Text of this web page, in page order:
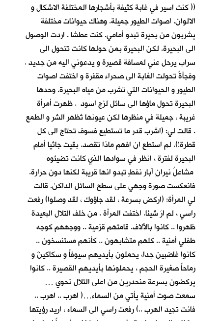
(( كنت اسير في غابة كثيفة بأشجارها المختلفة الاشكال و
الالوان. اصوات الطيور جميلة. وهناك حيوانات مختلفة
يشربون من بحيرة تبدو أمامي. كنت عطشا . اردت الوصول
الى البحيرة. لكن البحيرة بمن حولها كانت تتحول الى
سراب يرحل عني لمسافة قصيرة و يدعوني اليه من جديد .
وفجأةً تحولت الغابة الى صحراء مقفرة و اختفت اصوات
الطيور و الحيوانات التي تشرب من مياه البحيرة. وحدها
البحيرة تحول ماؤها الى سائل لزج اسود . ظهرت أمرأة
غريبة ، جميلة في منظرها لكن عيونها تُظهر الشر و الطمع
. قالت لي: (اشرب قدر ما تستطيع فسوف تحتاج الى كل
قطرة!). لم استطع ان افهم ماذا تقصد. بقيت جاثيا أمام
البحيرة لفترة ، انظر في سوادها الذي كانت تضيئوه
مشاعلُ نيرانِ آبار نفطٍ تبدو انها قريبة لكنها دون حرارة.
فانعكست صورة وجهي على سطح السائل الداكن. قالت
لي المرأة: (اركض بسرعة ، لقد جاؤوك ، لقد وصلوا) رفعت
راسي ، لم ارَ شيئا. اختفت المرأة . من خلف التلال البعيدة
ظهروا .. كانوا بالآلاف. قامتهم قزمية .. ووجههم كوجه
طفلي أمنية .. كلهم متشابهون .. كأنهم مستنسخون ..
كانوا غاضبين جدا، يحملون بأيديهم سيوفاً و سكاكينَ و
رماحاً صغيرة الحجم ، يحملونها بأيديهم القصيرة .. كانوا
يركضون بسرعة منحدرين من اعلى التلال نحوي …
سمعت صوت أمنية يأتي من السماء…( اهرب .. اهرب ..
فانت تجيد الهرب ..) رفعت راسي الى السماء ، اريد رؤيتها